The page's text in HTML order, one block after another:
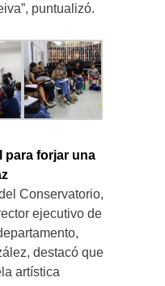
puntualizó.
para forjar una
Conservatorio,
ejecutivo de
destacó que
artística